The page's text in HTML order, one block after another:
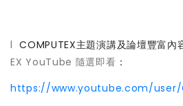
lCOMPUTEX主題演講及論壇豐富內
EX YouTube 隨選即看 ：
https://www.youtube.com/user/